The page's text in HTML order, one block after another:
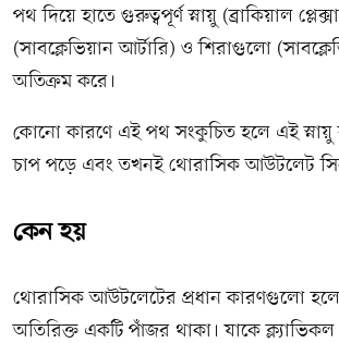
পথ দিয়ে হাতে গুরুত্বপূর্ণ স্নায়ু (ব্রাকিয়াল
(সাবক্লেভিয়ান আর্টারি) ও শিরাগুলো
অতিক্রম করে।
কোনো কারণে এই পথ সংকুচিত হলে এই স্নায়ু
চাপ পড়ে এবং তখনই থোরাসিক আউটলেট
কেন হয়
থোরাসিক আউটলেটের প্রধান কারণগুলো
অতিরিক্ত একটি পাঁজর থাকা। যাকে